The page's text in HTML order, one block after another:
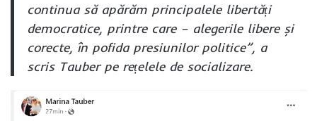
continua să apărăm principalele libertăți
democratice, printre care – alegerile libere și
corecte, în pofida presiunilor politice”, a
scris Tauber pe rețelele de socializare.